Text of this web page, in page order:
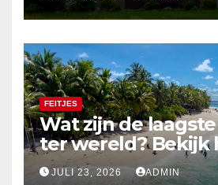
FEITJES
Wat zijn de
ter wereld? Bekijk
top 10
JULI 23, 2026 ADMIN